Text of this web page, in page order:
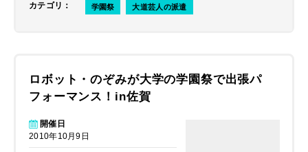
カテゴリ ： 学園祭 大道芸人の派遣
ロボット・のぞみが大学の学園祭で出張パ
フォーマンス！in佐賀
開催日
2010年10月9日